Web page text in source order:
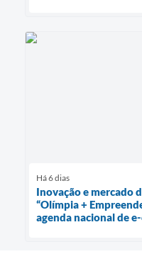
Há 6 dias
Inovação e mercado
“Olímpia +
agenda nacional de